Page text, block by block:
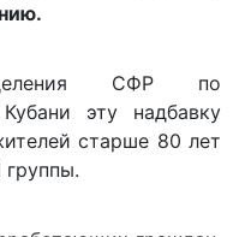
СФР по
эту надбавку
старше 80 лет